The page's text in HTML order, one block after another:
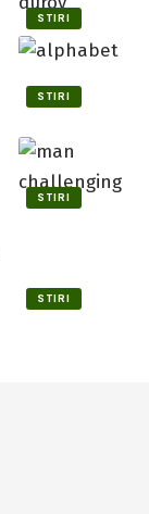
STIRI
STIRI
STIRI
STIRI